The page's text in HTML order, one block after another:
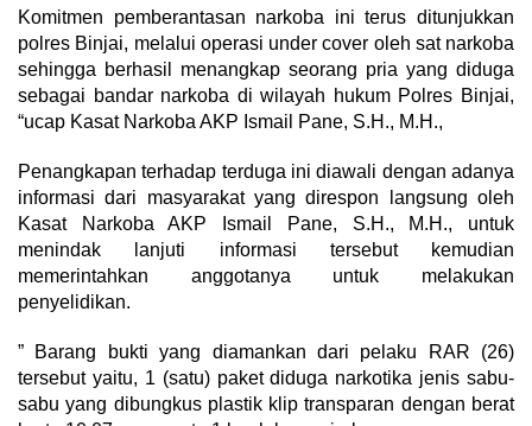
Komitmen pemberantasan narkoba ini terus ditunjukkan
polres Binjai, melalui operasi under cover oleh sat narkoba
sehingga berhasil menangkap seorang pria yang diduga
sebagai bandar narkoba di wilayah hukum Polres Binjai,
“ucap Kasat Narkoba AKP Ismail Pane, S.H., M.H.,
Penangkapan terhadap terduga ini diawali dengan adanya
informasi dari masyarakat yang direspon langsung oleh
Kasat Narkoba AKP Ismail Pane, S.H., M.H., untuk
menindak lanjuti informasi tersebut kemudian
memerintahkan anggotanya untuk melakukan
penyelidikan.
” Barang bukti yang diamankan dari pelaku RAR (26)
tersebut yaitu, 1 (satu) paket diduga narkotika jenis sabu-
sabu yang dibungkus plastik klip transparan dengan berat